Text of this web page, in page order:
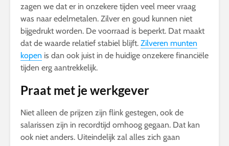
zagen we dat er in onzekere tijden veel meer vraag
was naar edelmetalen. Zilver en goud kunnen niet
bijgedrukt worden. De voorraad is beperkt. Dat maakt
dat de waarde relatief stabiel blijft. Zilveren munten
kopen is dan ook juist in de huidige onzekere financiële
tijden erg aantrekkelijk.
Praat met je werkgever
Niet alleen de prijzen zijn flink gestegen, ook de
salarissen zijn in recordtijd omhoog gegaan. Dat kan
ook niet anders. Uiteindelijk zal alles zich gaan